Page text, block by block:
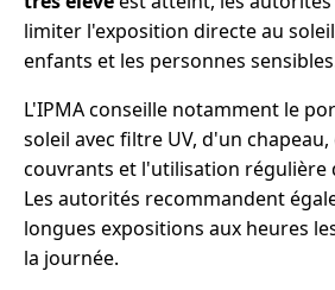
limiter l'exposition directe au
enfants et les personnes
L'IPMA conseille notamment le
soleil avec filtre UV, d'un
couvrants et l'utilisation régulière
Les autorités recommandent
longues expositions aux heures
la journée.